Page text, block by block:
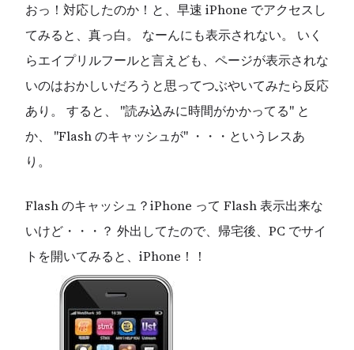
おっ！対応したのか！と、早速 iPhone でアクセスし
てみると、真っ白。 なーんにも表示されない。 いく
らエイプリルフールと言えども、ページが表示されな
いのはおかしいだろうと思ってつぶやいてみたら反応
あり。 すると、 "読み込みに時間がかかってる" と
か、 "Flash のキャッシュが" ・・・というレスあ
り。
Flash のキャッシュ？iPhone って Flash 表示出来な
いけど・・・？ 外出してたので、帰宅後、PC でサイ
トを開いてみると、iPhone！！